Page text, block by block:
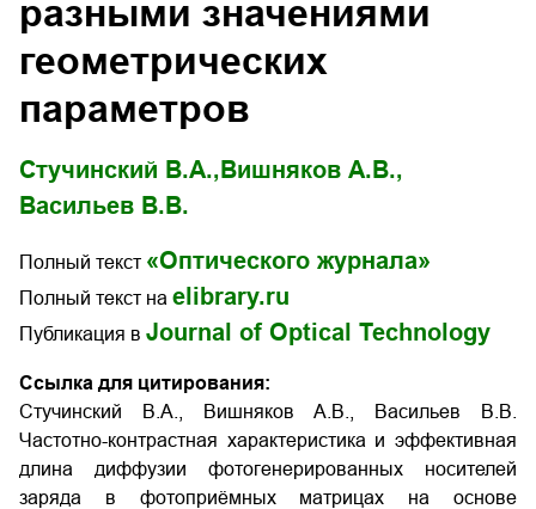
разными значениями
геометрических
параметров
Стучинский В.А., Вишняков А.В.,
Васильев В.В.
Полный текст «Оптического журнала»
Полный текст на elibrary.ru
Публикация в Journal of Optical Technology
Ссылка для цитирования:
Стучинский В.А., Вишняков А.В., Васильев В.В.
Частотно-контрастная характеристика и эффективная
длина диффузии фотогенерированных носителей
заряда в фотоприёмных матрицах на основе